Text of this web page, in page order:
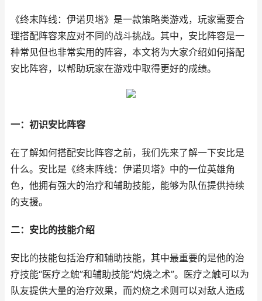
《终末阵线：伊诺贝塔》是一款策略类游戏，玩家需要合
理搭配阵容来应对不同的战斗挑战。其中，安比阵容是一
种常见但也非常实用的阵容，本文将为大家介绍如何搭配
安比阵容，以帮助玩家在游戏中取得更好的成绩。
一：初识安比阵容
在了解如何搭配安比阵容之前，我们先来了解一下安比是
什么。安比是《终末阵线：伊诺贝塔》中的一位英雄角
色，他拥有强大的治疗和辅助技能，能够为队伍提供持续
的支援。
二：安比的技能介绍
安比的技能包括治疗和辅助技能，其中最重要的是他的治
疗技能“医疗之触”和辅助技能“灼烧之术”。医疗之触可以为
队友提供大量的治疗效果，而灼烧之术则可以对敌人造成